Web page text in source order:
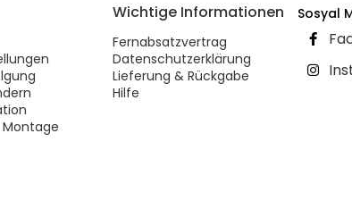
Wichtige Informationen
Fernabsatzvertrag
Datenschutzerklärung
Lieferung & Rückgabe
Hilfe
Sosyal